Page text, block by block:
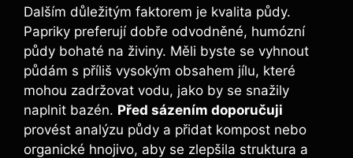
Dalším důležitým faktorem je kvalita půdy.
Papriky​ preferují dobře odvodněné, ⁤humózní
půdy​ bohaté na živiny. Měli byste se‌ vyhnout
půdám ⁤s ⁢příliš vysokým obsahem jílu, které
mohou zadržovat vodu, jako by se snažily
naplnit bazén. Před sázením doporučuji
provést analýzu půdy a ⁣přidat ​kompost nebo
organické hnojivo,​ aby se zlepšila​ struktura a